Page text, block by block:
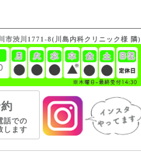
市渋川1771-8(川島内科クリニック様 隣)
話での
します